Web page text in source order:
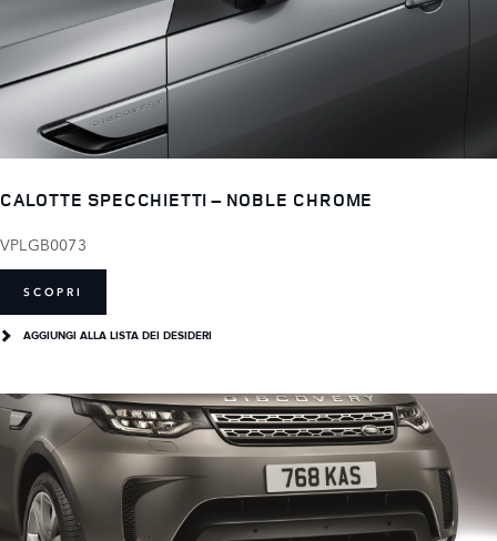
CALOTTE SPECCHIETTI – NOBLE CHROME
VPLGB0073
SCOPRI
AGGIUNGI ALLA LISTA DEI DESIDERI